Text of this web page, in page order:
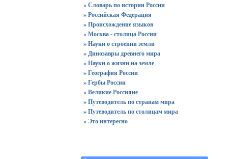
» Словарь по истории России
» Российская Федерация
» Происхождение языков
» Москва - столица России
» Науки о строении земли
» Динозавры древнего мира
» Науки о жизни на земле
» География России
» Гербы России
» Великие Россияне
» Путеводитель по странам мира
» Путеводитель по столицам мира
» Это интересно